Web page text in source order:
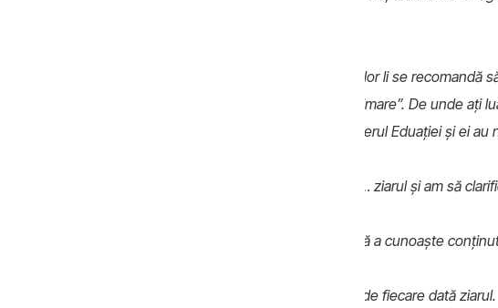
-Eu pot să dau citire: „Profesorilor li se recomandă
introducă lecții de gen încă din clasele primare”. De unde ați
adevărată? Noi am luat legătura cu Ministerul Eduației și ei
Eu am să văd aista … ziarul și am să
-Dvs răspândiți aceste ziare fără a cunoaște
-Eu nu pot să citesc de fiecare dată ziarul.